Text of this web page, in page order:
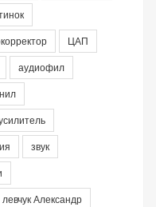
ЦАП
аудиофил
звук
левчук Александр